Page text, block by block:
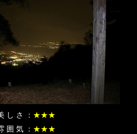
し さ ： ★★★
囲 気 ： ★★★